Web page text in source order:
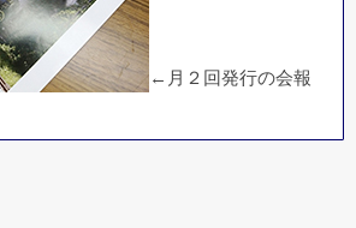
←月２回発行の会報